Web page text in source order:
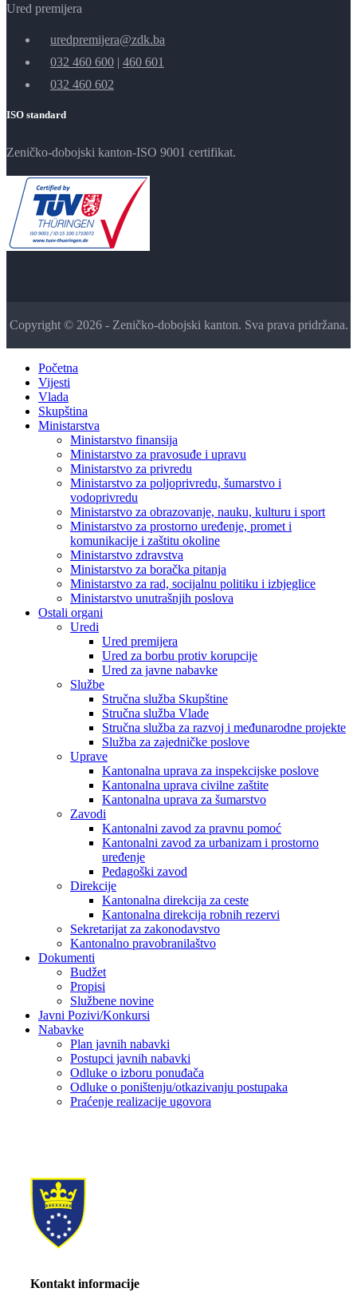
Ured premijera
uredpremijera@zdk.ba
032 460 600 | 460 601
032 460 602
ISO standard
Zeničko-dobojski kanton-ISO 9001 certifikat.
Copyright © 2026 - Zeničko-dobojski kanton. Sva prava pridržana.
Početna
Vijesti
Vlada
Skupština
Ministarstva
Ministarstvo finansija
Ministarstvo za pravosuđe i upravu
Ministarstvo za privredu
Ministarstvo za poljoprivredu, šumarstvo i
vodoprivredu
Ministarstvo za obrazovanje, nauku, kulturu i sport
Ministarstvo za prostorno uređenje, promet i
komunikacije i zaštitu okoline
Ministarstvo zdravstva
Ministarstvo za boračka pitanja
Ministarstvo za rad, socijalnu politiku i izbjeglice
Ministarstvo unutrašnjih poslova
Ostali organi
Uredi
Ured premijera
Ured za borbu protiv korupcije
Ured za javne nabavke
Službe
Stručna služba Skupštine
Stručna služba Vlade
Stručna služba za razvoj i međunarodne projekte
Služba za zajedničke poslove
Uprave
Kantonalna uprava za inspekcijske poslove
Kantonalna uprava civilne zaštite
Kantonalna uprava za šumarstvo
Zavodi
Kantonalni zavod za pravnu pomoć
Kantonalni zavod za urbanizam i prostorno
uređenje
Pedagoški zavod
Direkcije
Kantonalna direkcija za ceste
Kantonalna direkcija robnih rezervi
Sekretarijat za zakonodavstvo
Kantonalno pravobranilaštvo
Dokumenti
Budžet
Propisi
Službene novine
Javni Pozivi/Konkursi
Nabavke
Plan javnih nabavki
Postupci javnih nabavki
Odluke o izboru ponuđača
Odluke o poništenju/otkazivanju postupaka
Praćenje realizacije ugovora
Kontakt informacije